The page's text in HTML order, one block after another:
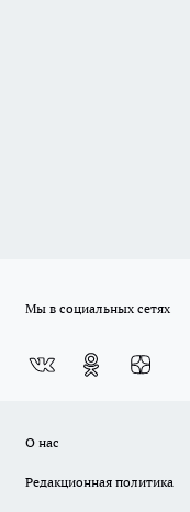
Мы в социальных сетях
О нас
Редакционная политика